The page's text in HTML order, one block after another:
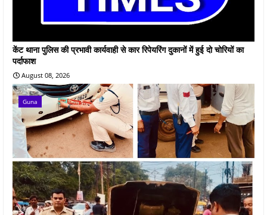
केंट थाना पुलिस की प्रभावी कार्यवाही से कार रिपेयरिंग दुकानों में हुई दो चोरियों का
पर्दाफाश
August 08, 2026
Guna